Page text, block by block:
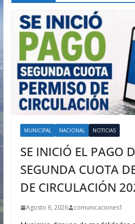
MUNICIPAL NACIONAL NOTICIAS
SE INICIÓ EL PAGO
SEGUNDA CUOTA
DE CIRCULACIÓN
Agosto 6, 2026 comunicaciones1